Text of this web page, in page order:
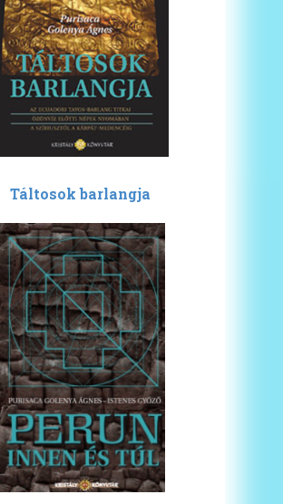
Táltosok barlangja